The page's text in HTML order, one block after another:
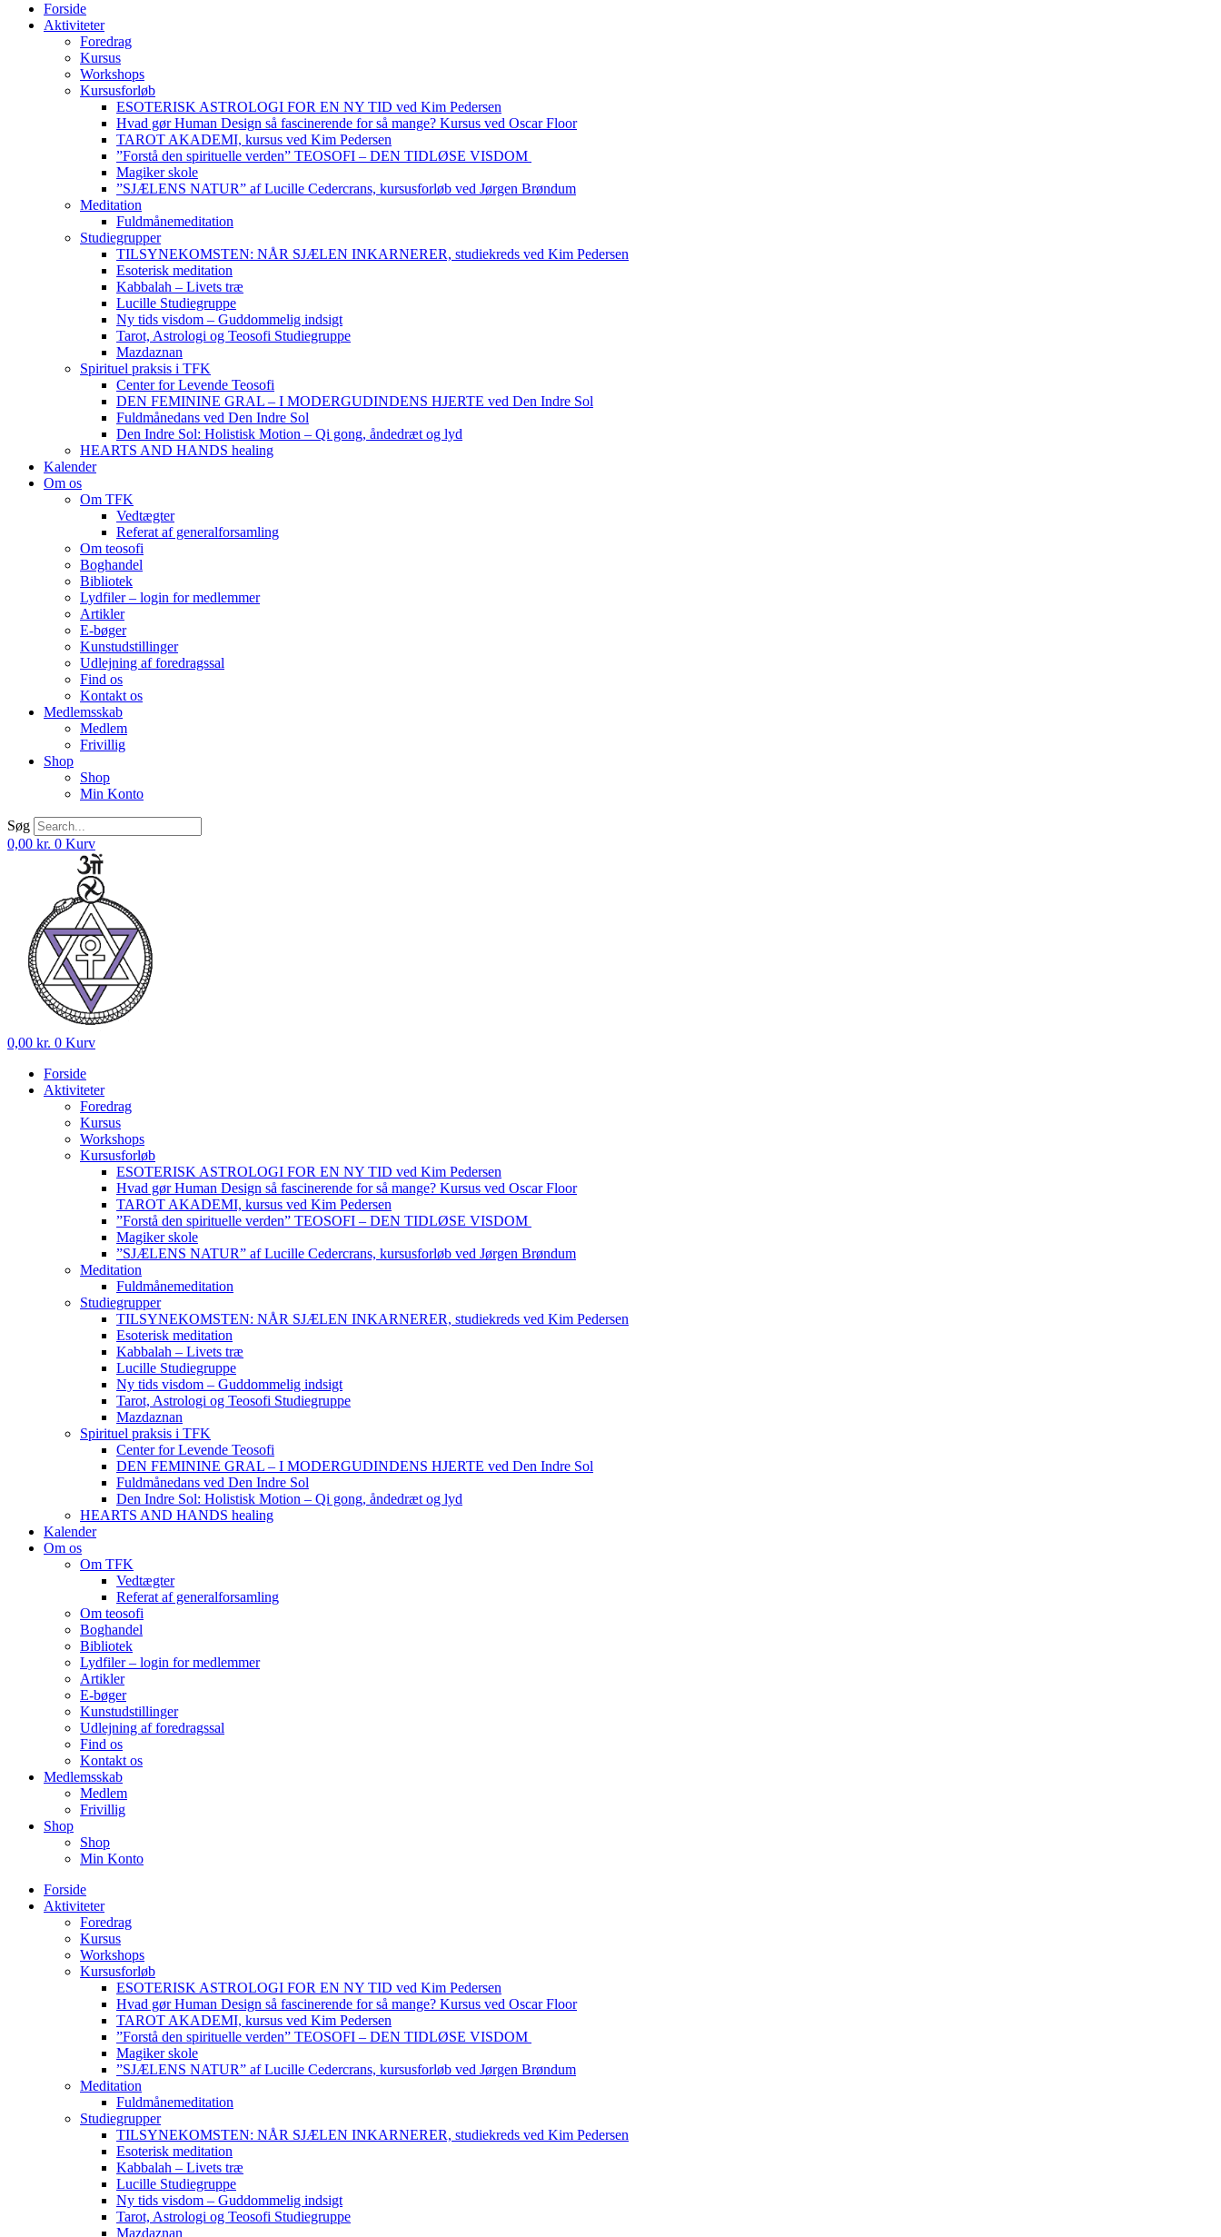
Forside
Aktiviteter
Foredrag
Kursus
Workshops
Kursusforløb
ESOTERISK ASTROLOGI FOR EN NY TID ved Kim Pedersen
Hvad gør Human Design så fascinerende for så mange? Kursus ved Oscar Floor
TAROT AKADEMI, kursus ved Kim Pedersen
”Forstå den spirituelle verden” TEOSOFI – DEN TIDLØSE VISDOM
Magiker skole
”SJÆLENS NATUR” af Lucille Cedercrans, kursusforløb ved Jørgen Brøndum
Meditation
Fuldmånemeditation
Studiegrupper
TILSYNEKOMSTEN: NÅR SJÆLEN INKARNERER, studiekreds ved Kim Pedersen
Esoterisk meditation
Kabbalah – Livets træ
Lucille Studiegruppe
Ny tids visdom – Guddommelig indsigt
Tarot, Astrologi og Teosofi Studiegruppe
Mazdaznan
Spirituel praksis i TFK
Center for Levende Teosofi
DEN FEMININE GRAL – I MODERGUDINDENS HJERTE ved Den Indre Sol
Fuldmånedans ved Den Indre Sol
Den Indre Sol: Holistisk Motion – Qi gong, åndedræt og lyd
HEARTS AND HANDS healing
Kalender
Om os
Om TFK
Vedtægter
Referat af generalforsamling
Om teosofi
Boghandel
Bibliotek
Lydfiler – login for medlemmer
Artikler
E-bøger
Kunstudstillinger
Udlejning af foredragssal
Find os
Kontakt os
Medlemsskab
Medlem
Frivillig
Shop
Shop
Min Konto
Søg
0,00 kr. 0 Kurv
0,00 kr. 0 Kurv
Forside
Aktiviteter
Foredrag
Kursus
Workshops
Kursusforløb
ESOTERISK ASTROLOGI FOR EN NY TID ved Kim Pedersen
Hvad gør Human Design så fascinerende for så mange? Kursus ved Oscar Floor
TAROT AKADEMI, kursus ved Kim Pedersen
”Forstå den spirituelle verden” TEOSOFI – DEN TIDLØSE VISDOM
Magiker skole
”SJÆLENS NATUR” af Lucille Cedercrans, kursusforløb ved Jørgen Brøndum
Meditation
Fuldmånemeditation
Studiegrupper
TILSYNEKOMSTEN: NÅR SJÆLEN INKARNERER, studiekreds ved Kim Pedersen
Esoterisk meditation
Kabbalah – Livets træ
Lucille Studiegruppe
Ny tids visdom – Guddommelig indsigt
Tarot, Astrologi og Teosofi Studiegruppe
Mazdaznan
Spirituel praksis i TFK
Center for Levende Teosofi
DEN FEMININE GRAL – I MODERGUDINDENS HJERTE ved Den Indre Sol
Fuldmånedans ved Den Indre Sol
Den Indre Sol: Holistisk Motion – Qi gong, åndedræt og lyd
HEARTS AND HANDS healing
Kalender
Om os
Om TFK
Vedtægter
Referat af generalforsamling
Om teosofi
Boghandel
Bibliotek
Lydfiler – login for medlemmer
Artikler
E-bøger
Kunstudstillinger
Udlejning af foredragssal
Find os
Kontakt os
Medlemsskab
Medlem
Frivillig
Shop
Shop
Min Konto
Forside
Aktiviteter
Foredrag
Kursus
Workshops
Kursusforløb
ESOTERISK ASTROLOGI FOR EN NY TID ved Kim Pedersen
Hvad gør Human Design så fascinerende for så mange? Kursus ved Oscar Floor
TAROT AKADEMI, kursus ved Kim Pedersen
”Forstå den spirituelle verden” TEOSOFI – DEN TIDLØSE VISDOM
Magiker skole
”SJÆLENS NATUR” af Lucille Cedercrans, kursusforløb ved Jørgen Brøndum
Meditation
Fuldmånemeditation
Studiegrupper
TILSYNEKOMSTEN: NÅR SJÆLEN INKARNERER, studiekreds ved Kim Pedersen
Esoterisk meditation
Kabbalah – Livets træ
Lucille Studiegruppe
Ny tids visdom – Guddommelig indsigt
Tarot, Astrologi og Teosofi Studiegruppe
Mazdaznan